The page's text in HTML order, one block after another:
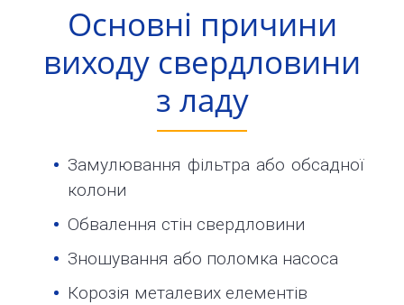
Основні причини
виходу свердловини
з ладу
Замулювання фільтра або обсадної
колони
Обвалення стін свердловини
Зношування або поломка насоса
Корозія металевих елементів